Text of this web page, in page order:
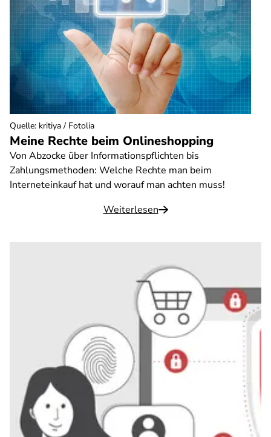
Meine Rechte beim Onlineshopping
Von Abzocke über Informationspflichten bis
Zahlungsmethoden: Welche Rechte man beim
Interneteinkauf hat und worauf man achten muss!
Weiterlesen
Quelle: kritiya / Fotolia